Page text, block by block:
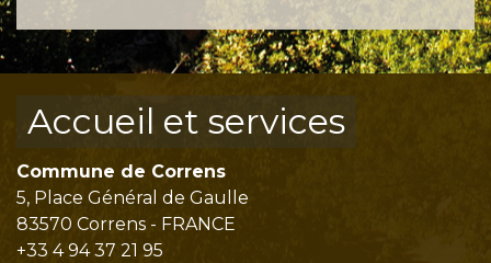
Accueil et services
Commune de Correns
5, Place Général de Gaulle
83570 Correns - FRANCE
+33 4 94 37 21 95